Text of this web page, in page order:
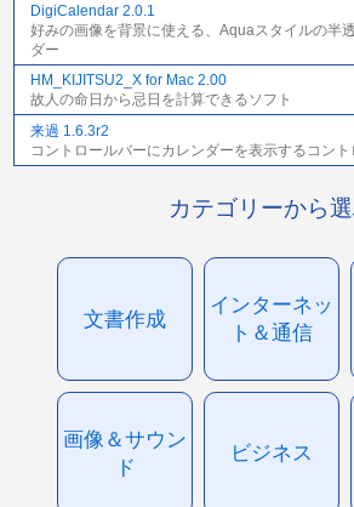
DigiCalendar 2.0.1
好みの画像を背景に使える、Aquaスタイルの半
ダー
HM_KIJITSU2_X for Mac 2.00
故人の命日から忌日を計算できるソフト
来過 1.6.3r2
コントロールバーにカレンダーを表示するコント
カテゴリーから
文書作成
インターネッ
ト＆通信
画像＆サウン
ド
ビジネス